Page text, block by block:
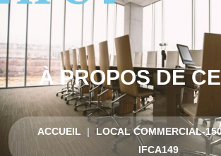
À PROPOS DE
ACCUEIL
LOCAL COMMERCIAL-
IFCA149